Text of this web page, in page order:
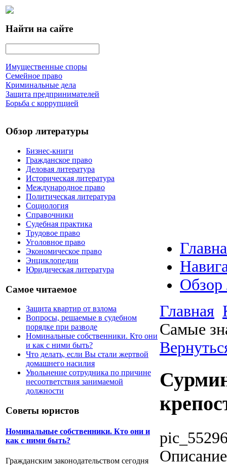
Найти на сайте
Имущественные споры
Семейное право
Криминальные дела
Защита предпринимателей
Борьба с коррупцией
Обзор литературы
Бизнес-книги
Гражданское право
Деловая литература
Историческая литература
Международное право
Политическая литература
Социология
Справочники
Судебная практика
Трудовое право
Уголовное право
Экономическое право
Энциклопедии
Юридическая литература
Самое читаемое
Защита квартир от взлома
Вопросы, решаемые в судебном
порядке при разводе
Номинальные собственники. Кто они
и как с ними быть?
Что делать, если Вы стали жертвой
домашнего насилия
Увольнение сотрудника по причине
несоответствия занимаемой
должности
Советы юристов
Номинальные собственники. Кто они и
как с ними быть?
Гражданским законодательством сегодня
Обзор
Главная
Самые
Описание